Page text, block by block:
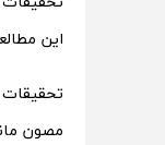
این
مصون